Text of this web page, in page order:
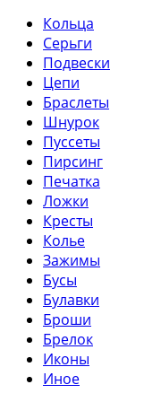
Кольца
Серьги
Подвески
Цепи
Браслеты
Шнурок
Пуссеты
Пирсинг
Печатка
Ложки
Кресты
Колье
Зажимы
Бусы
Булавки
Броши
Брелок
Иконы
Иное